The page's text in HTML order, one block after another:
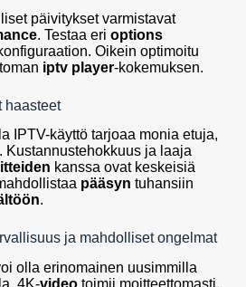
päivitykset varmistavat
. Testaa eri options
Oikein optimoitu
iptv player-kokemuksen.
haasteet
IPTV-käyttö tarjoaa monia etuja,
Kustannustehokkuus ja laaja
kanssa ovat keskeisiä
pääsyn tuhansiin
.
ja mahdolliset ongelmat
olla erinomainen uusimmilla